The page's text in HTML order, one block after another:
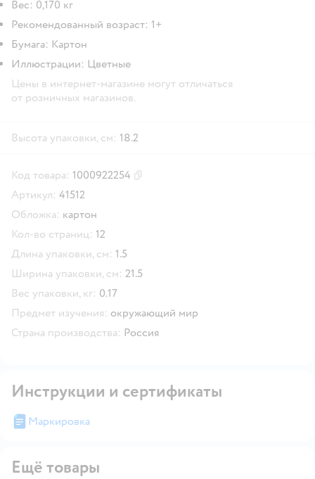
Вес: 0,170 кг
Рекомендованный возраст: 1+
Бумага: Картон
Иллюстрации: Цветные
Цены в интернет-магазине могут отличаться
от розничных магазинов.
Высота упаковки, см: 18.2
Код товара: 1000922254
Артикул: 41512
Обложка: картон
Кол-во страниц: 12
Длина упаковки, см: 1.5
Ширина упаковки, см: 21.5
Вес упаковки, кг: 0.17
Предмет изучения: окружающий мир
Страна производства: Россия
Инструкции и сертификаты
Маркировка
Ещё товары